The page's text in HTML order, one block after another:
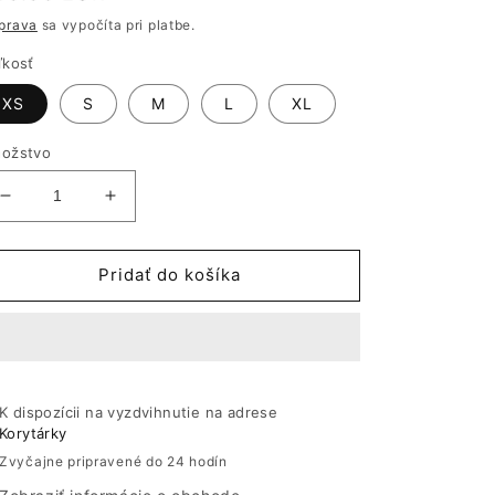
sa vypočíta pri platbe.
XS S M L XL
množstvo
pre
šaty
Elegantné
dámske
šaty
Zvýšiť
množstvo
pre
Zelené
šaty
Elegantné
šaty
Pridať do košíka
K dispozícii na vyzdvihnutie na adrese
Korytárky
Zvyčajne pripravené do 24 hodín